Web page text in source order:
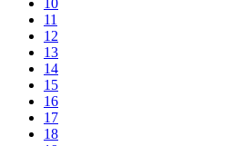
11
12
13
14
15
16
17
18